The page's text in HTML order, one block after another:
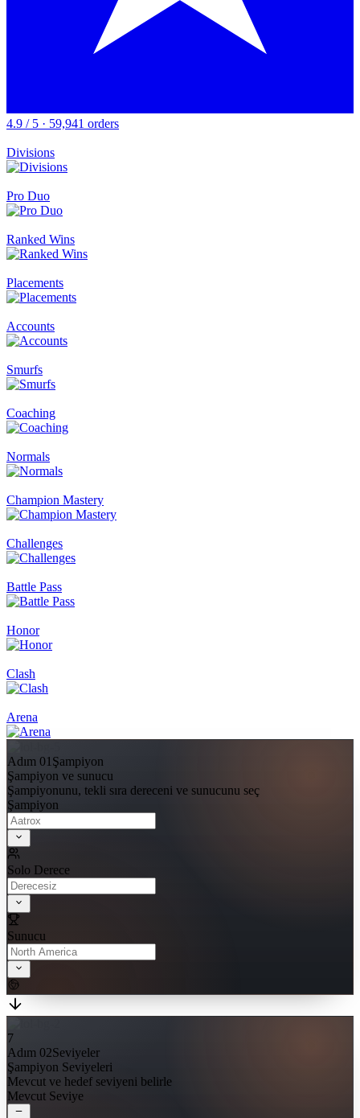
4.9 / 5 · 59,941 orders
Divisions
Pro Duo
Ranked Wins
Placements
Accounts
Smurfs
Coaching
Normals
Champion Mastery
Challenges
Battle Pass
Honor
Clash
Arena
Adım 01 Şampiyon
Şampiyon ve sunucu
Şampiyonunu, tekli sıra dereceni ve sunucunu seç
Şampiyon
Solo Derece
Sunucu
7
Adım 02Seviyeler
Şampiyon Seviyeleri
Mevcut ve hedef seviyeni belirle
Mevcut Seviye